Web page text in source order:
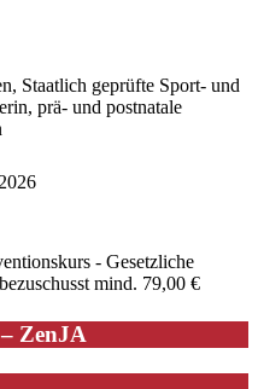
Staatlich geprüfte Sport- und
prä- und postnatale
- Gesetzliche
mind. 79,00 €
ZenJA